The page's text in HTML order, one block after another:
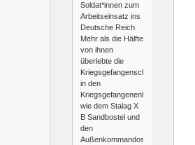
Soldat*innen zum
Arbeitseinsatz ins
Deutsche Reich.
Mehr als die Hälfte
von ihnen
überlebte die
Kriegsgefangenschaft
in den
Kriegsgefangenenlagern
wie dem Stalag X
B Sandbostel und
den
Außenkommandos